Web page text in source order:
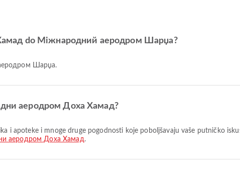
do Міжнародний аеродром Шарџа?
Шарџа.
аеродром Доха Хамад?
аеродром Доха Хамад.